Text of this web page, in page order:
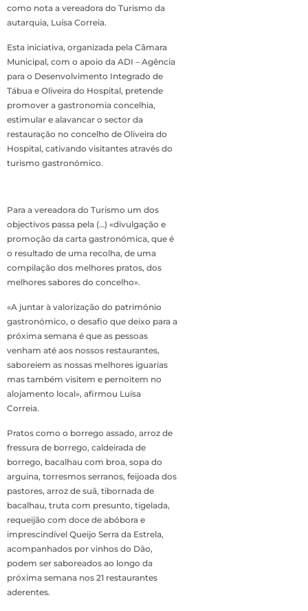
como nota a vereadora do Turismo da
autarquia, Luísa Correia.
Esta iniciativa, organizada pela Câmara
Municipal, com o apoio da ADI – Agência
para o Desenvolvimento Integrado de
Tábua e Oliveira do Hospital, pretende
promover a gastronomia concelhia,
estimular e alavancar o sector da
restauração no concelho de Oliveira do
Hospital, cativando visitantes através do
turismo gastronómico.
Para a vereadora do Turismo um dos
objectivos passa pela (…) «divulgação e
promoção da carta gastronómica, que é
o resultado de uma recolha, de uma
compilação dos melhores pratos, dos
melhores sabores do concelho».
«A juntar à valorização do património
gastronómico, o desafio que deixo para a
próxima semana é que as pessoas
venham até aos nossos restaurantes,
saboreiem as nossas melhores iguarias
mas também visitem e pernoitem no
alojamento local», afirmou Luísa
Correia.
Pratos como o borrego assado, arroz de
fressura de borrego, caldeirada de
borrego, bacalhau com broa, sopa do
arguina, torresmos serranos, feijoada dos
pastores, arroz de suã, tibornada de
bacalhau, truta com presunto, tigelada,
requeijão com doce de abóbora e
imprescindível Queijo Serra da Estrela,
acompanhados por vinhos do Dão,
podem ser saboreados ao longo da
próxima semana nos 21 restaurantes
aderentes.